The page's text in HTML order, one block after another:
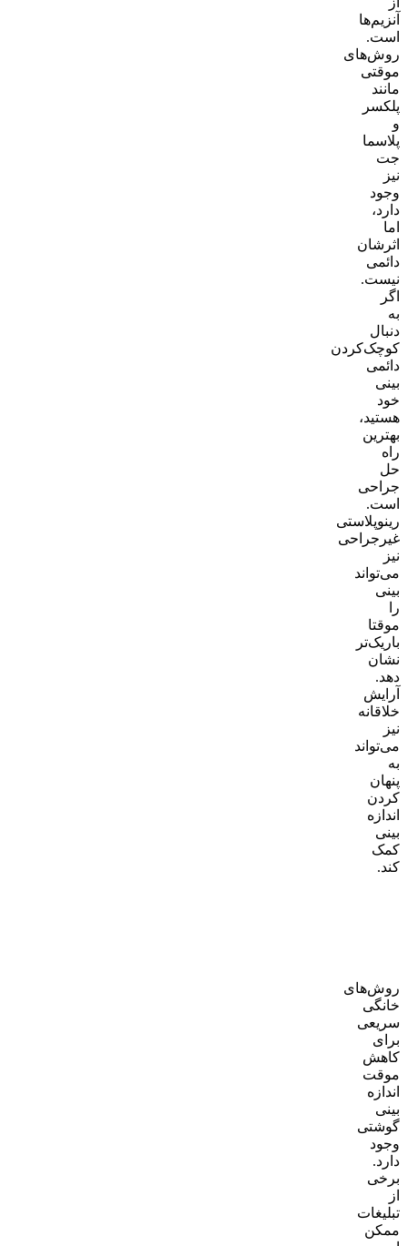
آنزیم‌ها
است.
روش‌های
موقتی
مانند
پلکسر
و
پلاسما
جت
نیز
وجود
دارد،
اما
اثرشان
دائمی
نیست.
اگر
به
دنبال
کوچک‌کردن
دائمی
بینی
خود
هستید،
بهترین
راه
حل
جراحی
است.
رینوپلاستی
غیرجراحی
نیز
می‌تواند
بینی
را
موقتا
باریک‌تر
نشان
دهد.
آرایش
خلاقانه
نیز
می‌تواند
به
پنهان
کردن
اندازه
بینی
کمک
کند.
روش‌های
خانگی
سریعی
برای
کاهش
موقت
اندازه
بینی
گوشتی
وجود
دارد.
برخی
از
تبلیغات
ممکن